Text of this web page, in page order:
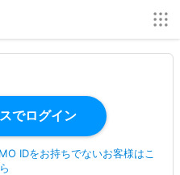
IDをお持ちでないお客様はこ